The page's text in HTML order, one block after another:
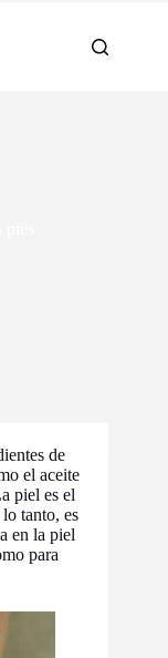
de
el aceite
piel es el
tanto, es
en la piel
para